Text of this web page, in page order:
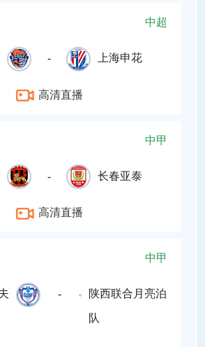
中超
- 上海申花
高清直播
中甲
- 长春亚泰
高清直播
中甲
- 陕西联合月亮泊
队